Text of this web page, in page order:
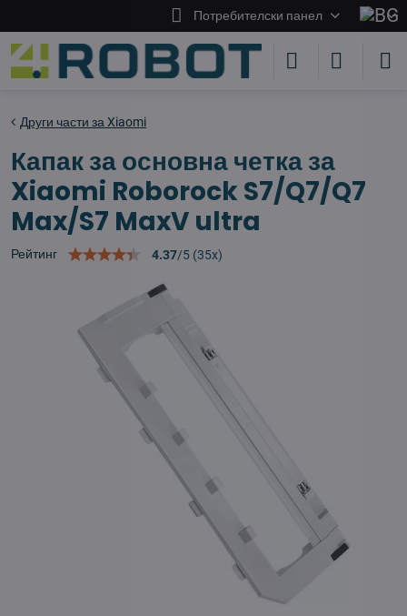
Потребителски панел
Други части за Xiaomi
Капак за основна четка за
Xiaomi Roborock S7/Q7/Q7
Max/S7 MaxV ultra
Рейтинг 4.37/5 (35x)